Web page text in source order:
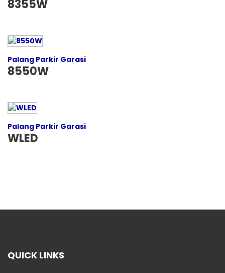
8355W
Palang Parkir Garasi
8550W
Palang Parkir Garasi
WLED
QUICK LINKS